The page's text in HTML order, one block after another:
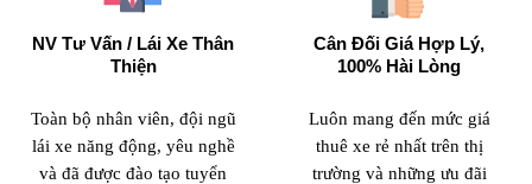
NV Tư Vấn / Lái Xe Thân
Thiện
Toàn bộ nhân viên, đội ngũ
lái xe năng động, yêu nghề
và đã được đào tạo tuyển
Cân Đối Giá Hợp Lý,
100% Hài Lòng
Luôn mang đến mức giá
thuê xe rẻ nhất trên thị
trường và những ưu đãi